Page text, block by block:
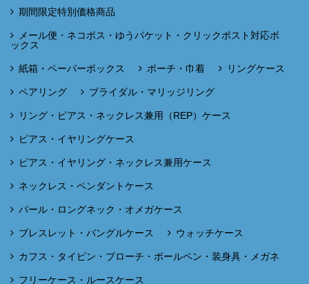
期間限定特別価格商品
メール便・ネコポス・ゆうパケット・クリックポスト対応ボ
ックス
紙箱・ペーパーボックス ポーチ・巾着 リングケース
ペアリング ブライダル・マリッジリング
リング・ピアス・ネックレス兼用（REP）ケース
ピアス・イヤリングケース
ピアス・イヤリング・ネックレス兼用ケース
ネックレス・ペンダントケース
パール・ロングネック・オメガケース
ブレスレット・バングルケース ウォッチケース
カフス・タイピン・ブローチ・ボールペン・装身具・メガネ
フリーケース・ルースケース